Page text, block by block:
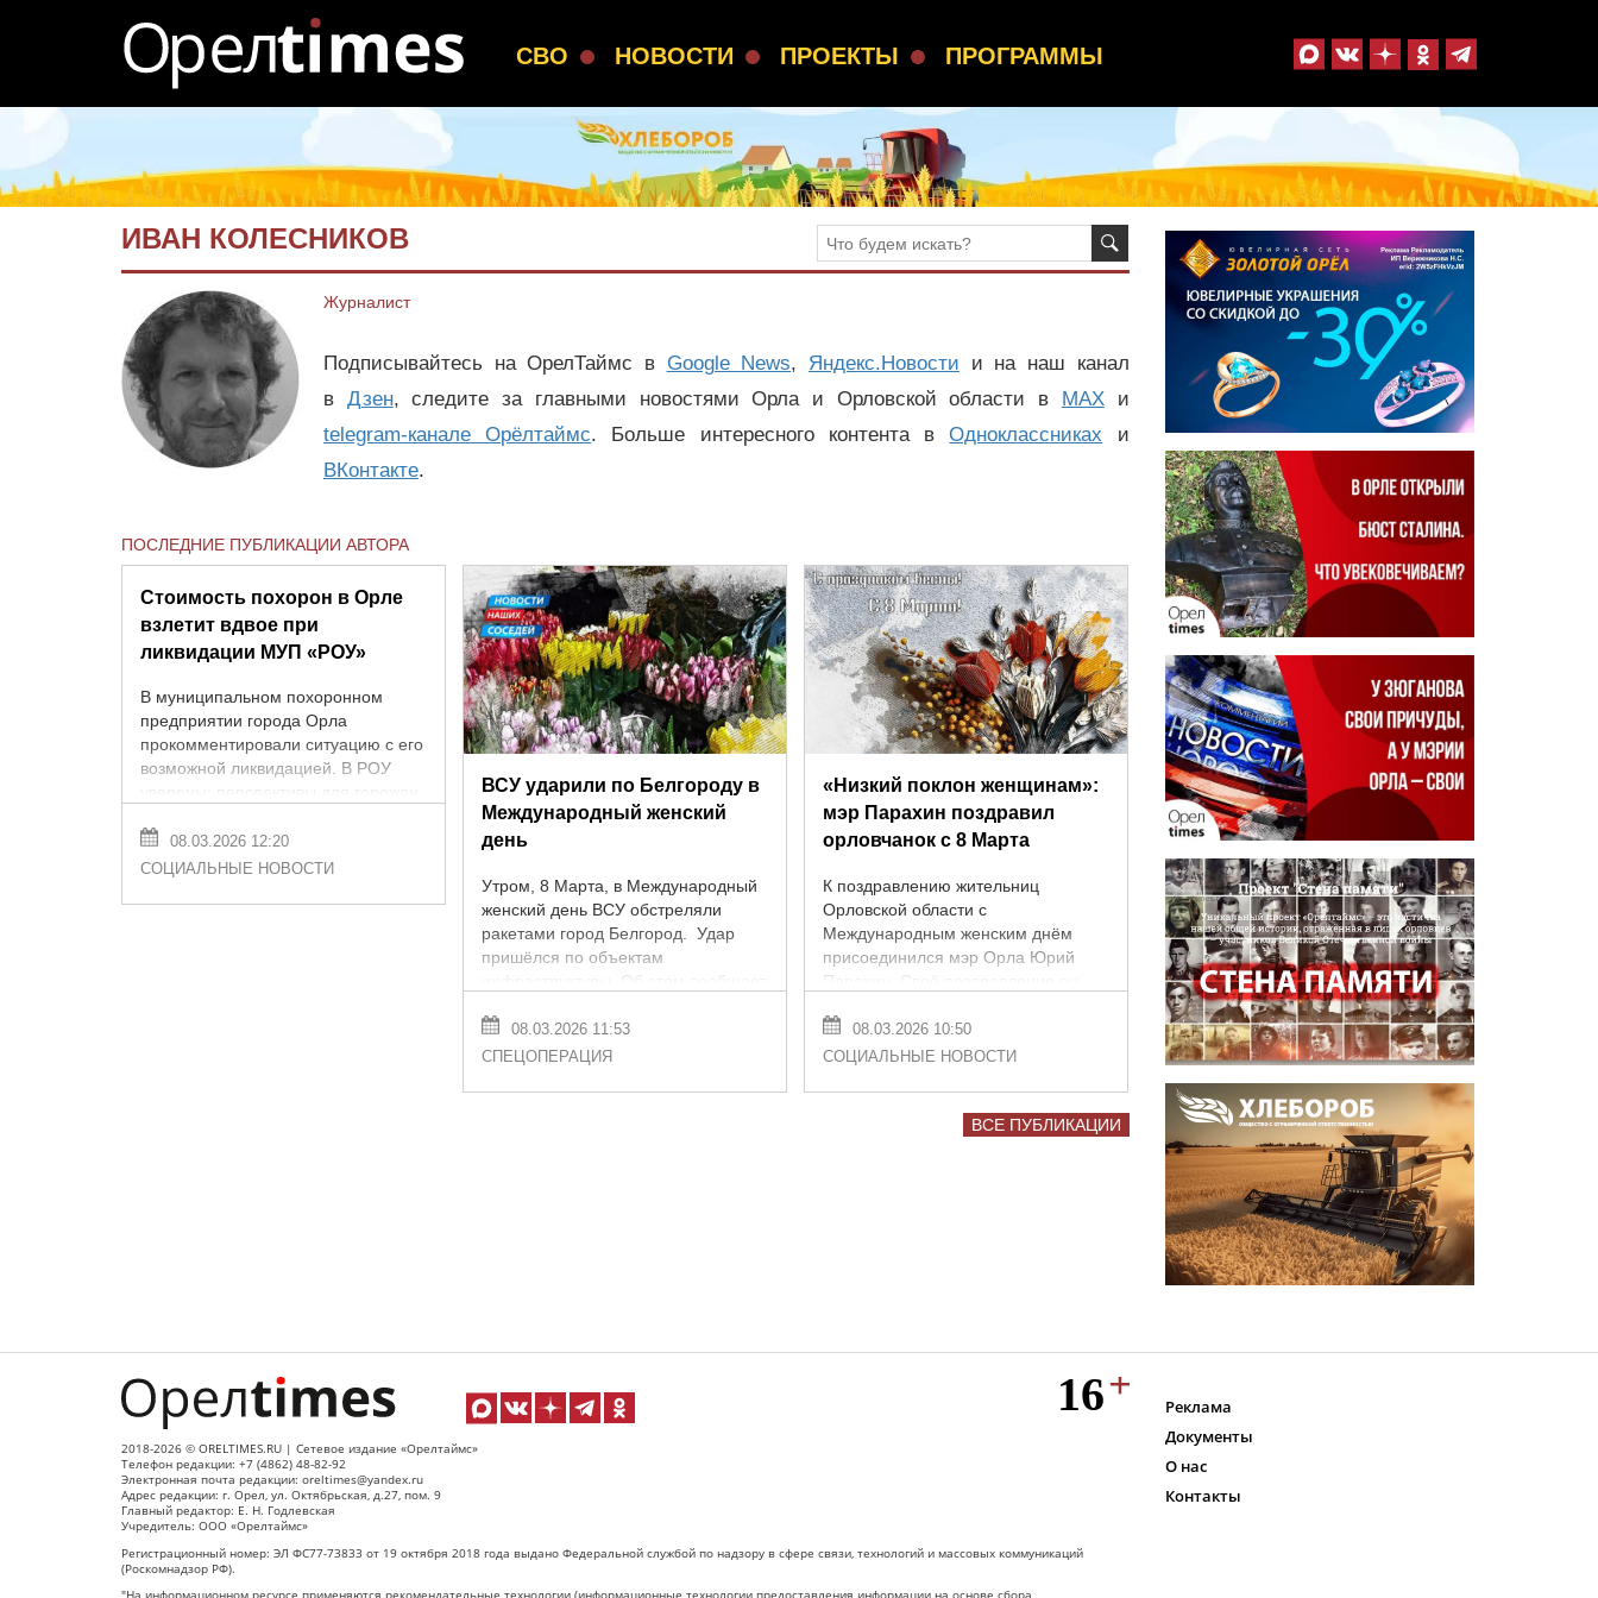
СВО НОВОСТИ ПРОЕКТЫ ПРОГРАММЫ
ИВАН КОЛЕСНИКОВ
Журналист
Подписывайтесь на ОрелТаймс в Google News, Яндекс.Новости и на наш канал
в Дзен, следите за главными новостями Орла и Орловской области в MAXи
telegram-канале Орёлтаймс. Больше интересного контента вОдноклассниках и
ВКонтакте.
ПОСЛЕДНИЕ ПУБЛИКАЦИИ АВТОРА
Стоимость похорон в Орле
взлетит вдвое при
ликвидации МУП «РОУ»
В муниципальном похоронном
предприятии города Орла
прокомментировали ситуацию с его
возможной ликвидацией. В РОУ
безрадостные. Так, ...
08.03.2026 12:20
СОЦИАЛЬНЫЕ НОВОСТИ
ВСУ ударили по Белгороду в
Международный женский
день
Утром, 8 Марта, в Международный
женский день ВСУ обстреляли
ракетами город Белгород. Удар
пришёлся по объектам
инфраструктуры. Об этом сообщает
пропал свет. ...
08.03.2026 11:53
СПЕЦОПЕРАЦИЯ
«Низкий поклон женщинам»:
мэр Парахин поздравил
орловчанок с 8 Марта
К поздравлению жительниц
Орловской области с
Международным женским днём
присоединился мэр Орла Юрий
Парахин. Своё поздравление он
женщины! Спасибо вам за ...
08.03.2026 10:50
СОЦИАЛЬНЫЕ НОВОСТИ
ВСЕ ПУБЛИКАЦИИ
2018-2026 © ORELTIMES.RU | Сетевое издание «Орелтаймс»
Телефон редакции: +7 (4862) 48-82-92
Электронная почта редакции: oreltimes@yandex.ru
Адрес редакции: г. Орел, ул. Октябрьская, д.27, пом. 9
Главный редактор: Е. Н. Годлевская
Учредитель: ООО «Орелтаймс»
Регистрационный номер: ЭЛ ФС77-73833 от 19 октября 2018 года выдано Федеральной службой по надзору в сфере связи, технологий и массовых коммуникаций
(Роскомнадзор РФ).
Реклама
Документы
О нас
Контакты